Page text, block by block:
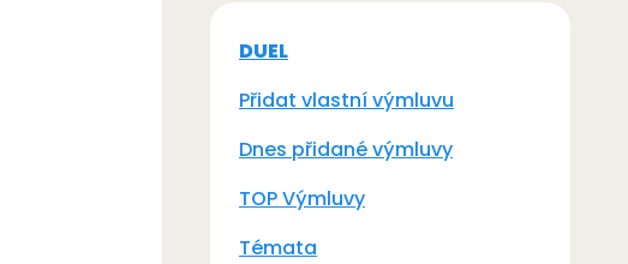
DUEL
Přidat vlastní výmluvu
Dnes přidané výmluvy
TOP Výmluvy
Témata